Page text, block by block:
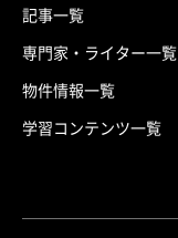
記事一覧
専門家・ライター一覧
物件情報一覧
学習コンテンツ一覧